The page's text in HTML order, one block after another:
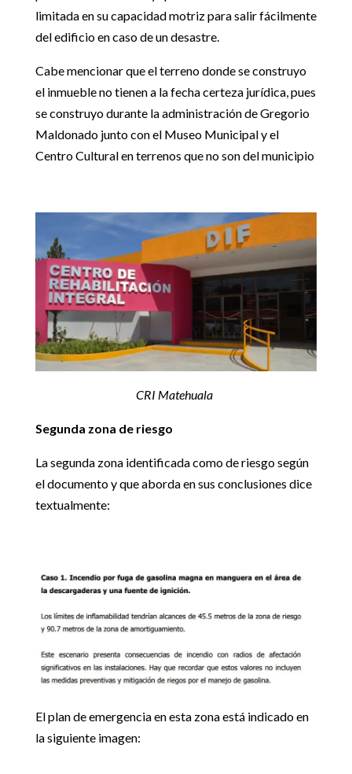
limitada en su capacidad motriz para salir fácilmente
del edificio en caso de un desastre.
Cabe mencionar que el terreno donde se construyo
el inmueble no tienen a la fecha certeza jurídica, pues
se construyo durante la administración de Gregorio
Maldonado junto con el Museo Municipal y el
Centro Cultural en terrenos que no son del municipio
CRI Matehuala
Segunda zona de riesgo
La segunda zona identificada como de riesgo según
el documento y que aborda en sus conclusiones dice
textualmente:
El plan de emergencia en esta zona está indicado en
la siguiente imagen: